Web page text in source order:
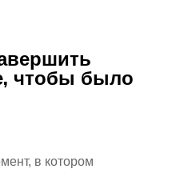
чтобы было
в котором